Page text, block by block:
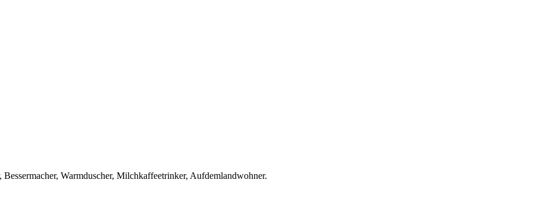
Warmduscher, Milchkaffeetrinker, Aufdemlandwohner.